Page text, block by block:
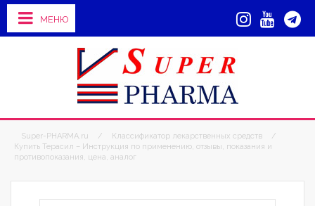
МЕНЮ
Super-PHARMA.ru / Классификатор лекарственных средств
/
Купить Терасил – Инструкция по применению, отзывы, показания и
противопоказания, цена, аналог